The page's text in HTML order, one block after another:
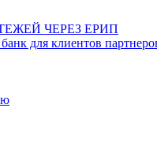
ЧЕРЕЗ ЕРИП
для клиентов